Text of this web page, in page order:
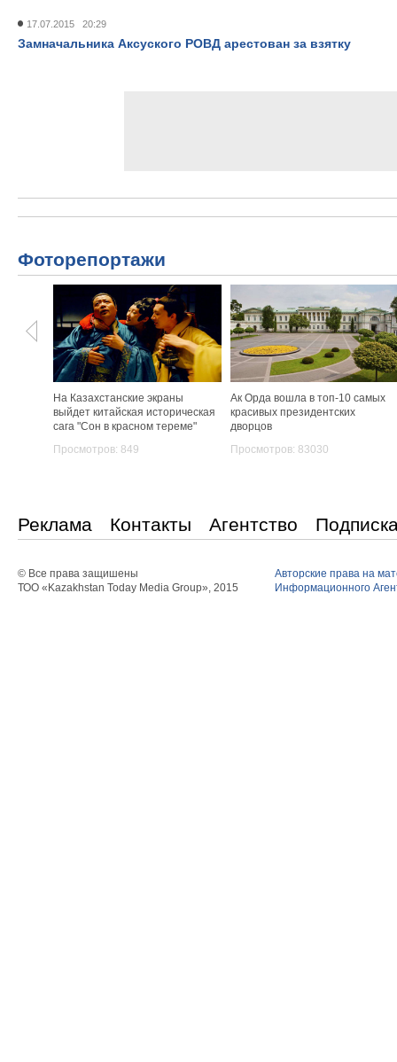
17.07.2015 20:29
Замначальника Аксуского РОВД арестован за взятку
Фоторепортажи
На Казахстанские экраны
выйдет китайская историческая
сага "Сон в красном тереме"
Просмотров: 849
Ак Орда вошла в топ-10 самых
красивых президентских
дворцов
Просмотров: 83030
Реклама Контакты Агентство
© Все права защишены
ТОО «Kazakhstan Today Media Group», 2015
Авторские права на
Информационного